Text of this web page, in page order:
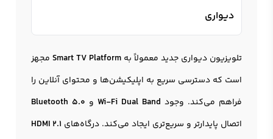
دیواری
تلویزیون دیواری جدید معمولاً به Smart TV Platformمجهز
است که دسترسی سریع به اپلیکیشن‌ها و محتوای آنلاین را
فراهم می‌کند. وجود Wi-Fi Dual Bandو Bluetooth 5.0
اتصال پایدارتر و سریع‌تری ایجاد می‌کند. درگاه‌های HDMI 2.1